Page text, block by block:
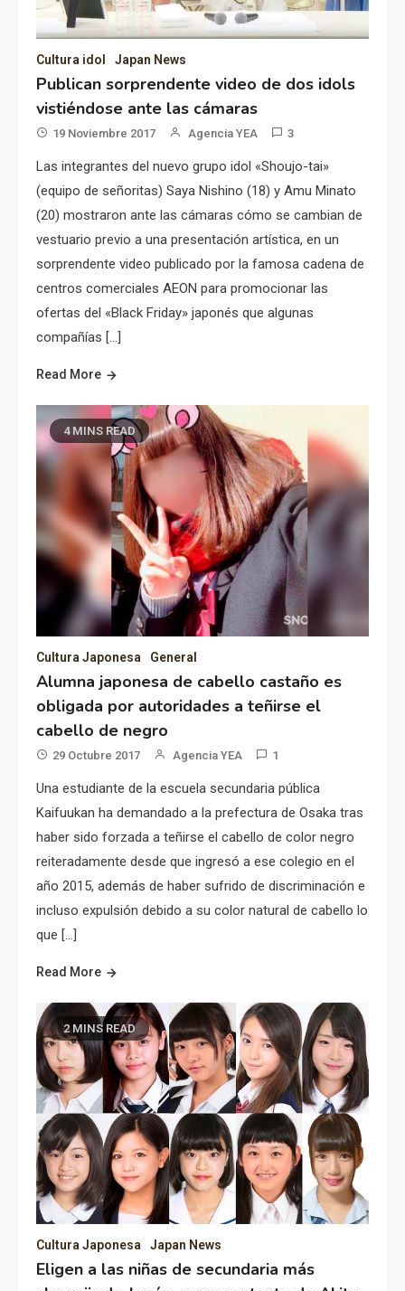
Cultura idol Japan News
Publican sorprendente video de dos idols
vistiéndose ante las cámaras
19 Noviembre 2017 Agencia YEA 3
Las integrantes del nuevo grupo idol «Shoujo-tai»
(equipo de señoritas) Saya Nishino (18) y Amu Minato
(20) mostraron ante las cámaras cómo se cambian de
vestuario previo a una presentación artística, en un
sorprendente video publicado por la famosa cadena de
centros comerciales AEON para promocionar las
ofertas del «Black Friday» japonés que algunas
compañías […]
Read More
4 MINS READ
Cultura Japonesa General
Alumna japonesa de cabello castaño es
obligada por autoridades a teñirse el
cabello de negro
29 Octubre 2017 Agencia YEA 1
Una estudiante de la escuela secundaria pública
Kaifuukan ha demandado a la prefectura de Osaka tras
haber sido forzada a teñirse el cabello de color negro
reiteradamente desde que ingresó a ese colegio en el
año 2015, además de haber sufrido de discriminación e
incluso expulsión debido a su color natural de cabello lo
que […]
Read More
2 MINS READ
Cultura Japonesa Japan News
Eligen a las niñas de secundaria más